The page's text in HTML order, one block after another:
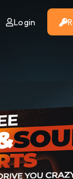
Login